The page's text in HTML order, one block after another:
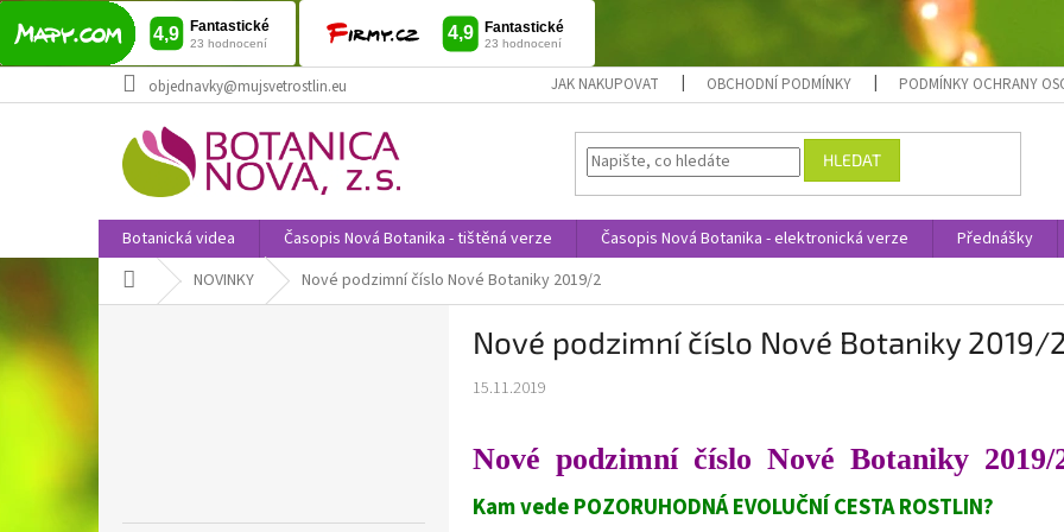
na
objednavky@mujsvetrostlin.eu JAK NAKUPOVAT OBCHODNÍ PODMÍNKY PODMÍNKY OCHRANY
HLEDAT
Botanická videa Časopis Nová Botanika - tištěná verze Časopis Nová Botanika - elektronická verze Přednášky
Domů NOVINKY Nové podzimní číslo Nové Botaniky 2019/2
a
n
n
í
Nové podzimní číslo Nové Botaniky 2019/
15.11.2019
Nové podzimní číslo Nové Botaniky 2019/
Kam vede POZORUHODNÁ EVOLUČNÍ CESTA ROSTLIN?